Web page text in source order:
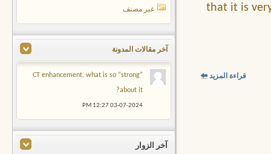
that it is
قراءة المزيد
غير مصنف
آخر مقالات المدونة
CT enhancement, what is so “strong”
about it?
03-07-2024
12:27 PM
آخر الزوار